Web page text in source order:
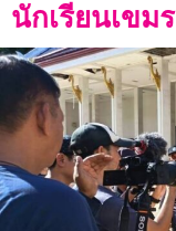
นักเรียนเขมร